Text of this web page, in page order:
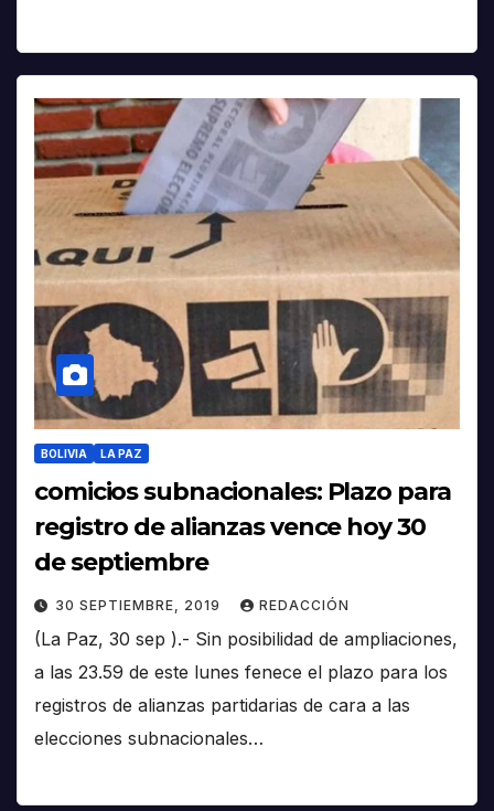
BOLIVIA LA PAZ
comicios subnacionales: Plazo para
registro de alianzas vence hoy 30
de septiembre
30 SEPTIEMBRE, 2019 REDACCIÓN
(La Paz, 30 sep ).- Sin posibilidad de ampliaciones,
a las 23.59 de este lunes fenece el plazo para los
registros de alianzas partidarias de cara a las
elecciones subnacionales…